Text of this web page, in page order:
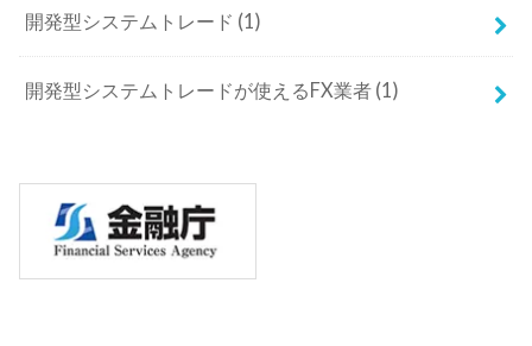
開発型システムトレード (1)
開発型システムトレードが使えるFX業者 (1)